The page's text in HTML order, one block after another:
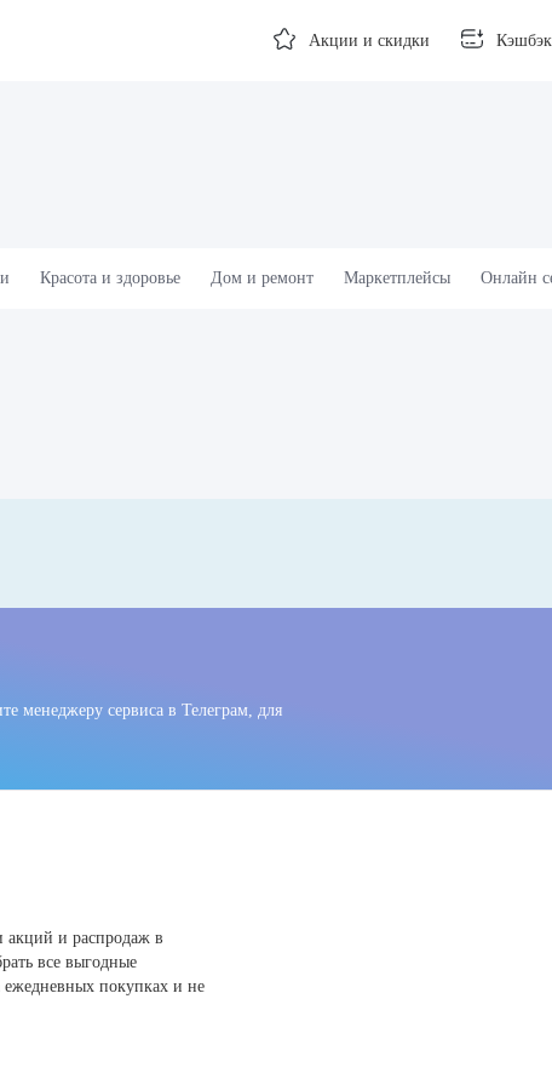
Акции и скидки Кэшбэк
Красота и здоровье Дом и ремонт Маркетплейсы Онлайн
менеджеру сервиса в Телеграм, для
акций и распродаж в
все выгодные
ежедневных покупках и не